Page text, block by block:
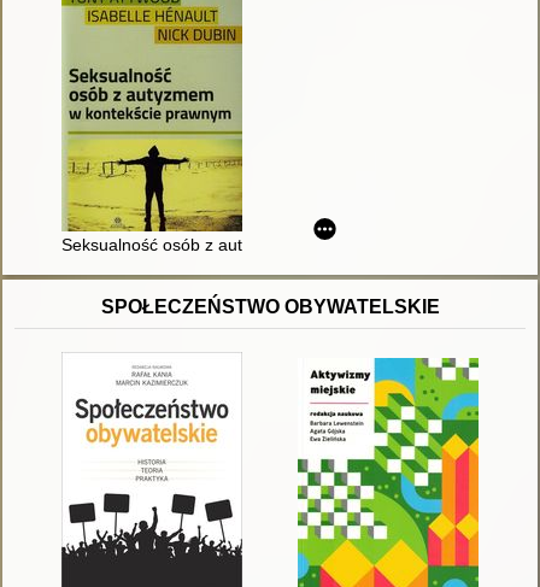
Seksualność osób z autyzmem w kontekście prawnym
SPOŁECZEŃSTWO OBYWATELSKIE